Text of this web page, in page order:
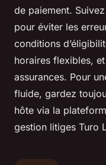
de paiement.
pour éviter les
conditions
horaires flexibles,
assurances. Pour
fluide, gardez
hôte via la
gestion litiges Turo